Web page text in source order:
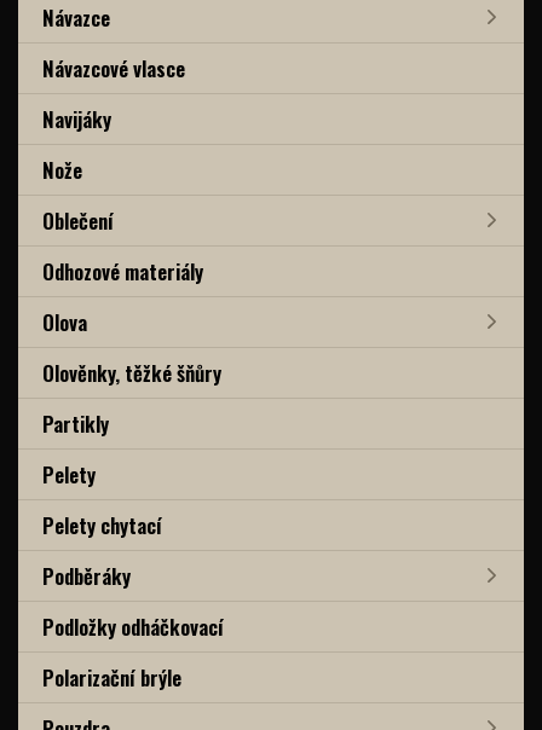
Návazce
Návazcové vlasce
Navijáky
Nože
Oblečení
Odhozové materiály
Olova
Olověnky, těžké šňůry
Partikly
Pelety
Pelety chytací
Podběráky
Podložky odháčkovací
Polarizační brýle